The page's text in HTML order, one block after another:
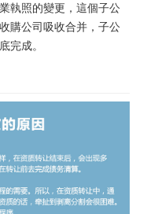
執照的變更，這個子公
購公司吸收合并，子公
完成。